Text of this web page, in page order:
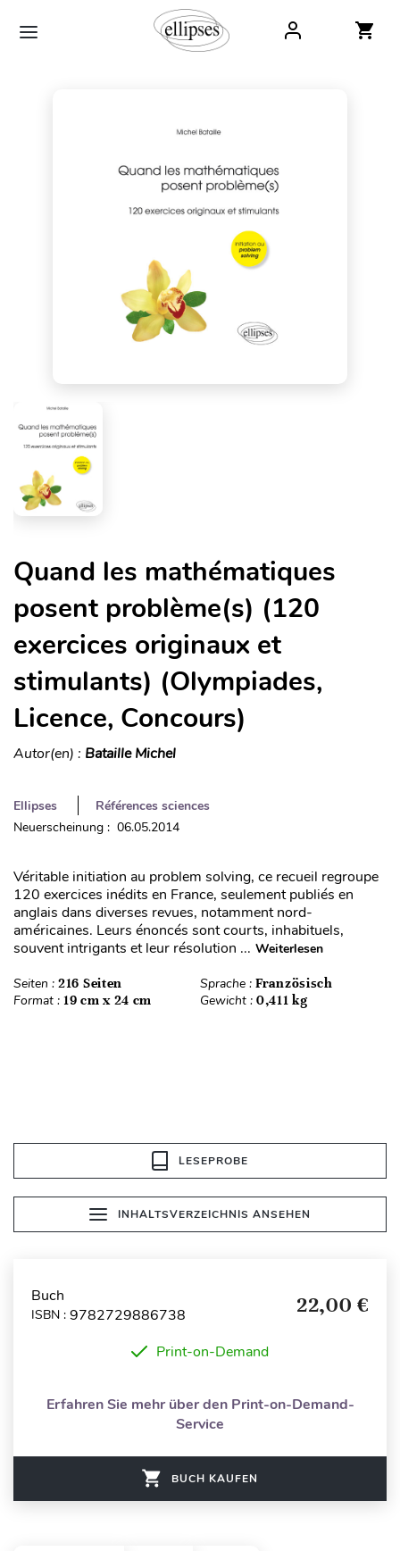
Quand les mathématiques
posent problème(s) (120
exercices originaux et
stimulants) (Olympiades,
Licence, Concours)
Autor(en) : Bataille Michel
Ellipses
Références sciences
Neuerscheinung : 06.05.2014
Véritable initiation au problem solving, ce recueil regroupe
120 exercices inédits en France, seulement publiés en
anglais dans diverses revues, notamment nord-
américaines. Leurs énoncés sont courts, inhabituels,
souvent intrigants et leur résolution ... Weiterlesen
Seiten : 216 Seiten Sprache : Französisch
Format : 19 cm x 24 cm Gewicht : 0,411 kg
LESEPROBE
INHALTSVERZEICHNIS ANSEHEN
Buch
ISBN : 9782729886738 22,00 €
Print-on-Demand
Erfahren Sie mehr über den Print-on-Demand-
Service
BUCH KAUFEN